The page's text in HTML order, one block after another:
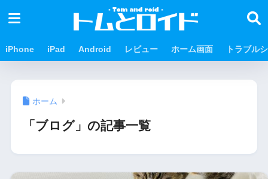
iPhone iPad Android レビュー ホーム画面 トラブル
ホーム
「ブログ」の記事一覧